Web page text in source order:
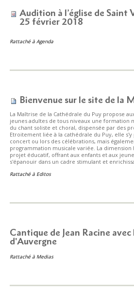
Audition à l’église de Saint
25 février 2018
Rattaché à Agenda
Bienvenue sur le site de la
La Maîtrise de la Cathédrale du Puy propose
jeunes adultes de tous niveaux une formation
du chant soliste et choral, dispensée par des
Etroitement liée à la cathédrale du Puy, elle
concert ou lors des célébrations, mais
programmation musicale variée. La dimension
projet éducatif, offrant aux enfants et aux
s'épanouir dans un cadre stimulant et
Rattaché à Editos
Cantique de Jean Racine
d'Auvergne
Rattaché à Medias